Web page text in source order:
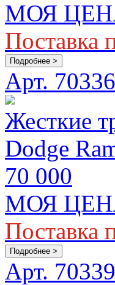
МОЯ
Поставка
Подробнее >
Арт.
Жесткие
Dodge
70 000
МОЯ
Поставка
Подробнее >
Арт.